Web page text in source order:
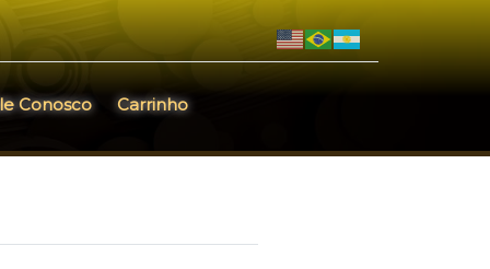
Conosco Carrinho